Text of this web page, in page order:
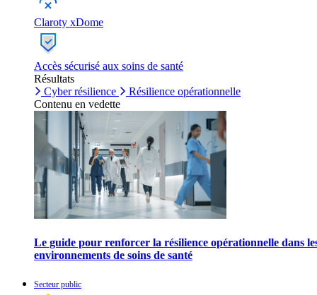
Claroty xDome
Accès sécurisé aux soins de santé
Résultats
Cyber résilience
Résilience opérationnelle
Contenu en vedette
Le guide pour renforcer la résilience opérationnelle dans
environnements de soins de santé
Secteur public